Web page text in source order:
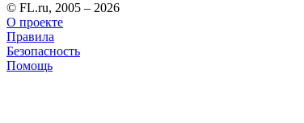
© FL.ru, 2005 – 2026
О проекте
Правила
Безопасность
Помощь